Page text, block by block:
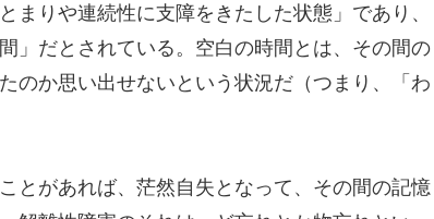
りや連続性に支障をきたした状態」であり、
」だとされている。空白の時間とは、その間の
のか思い出せないという状況だ（つまり、「わ
とがあれば、茫然自失となって、その間の記憶